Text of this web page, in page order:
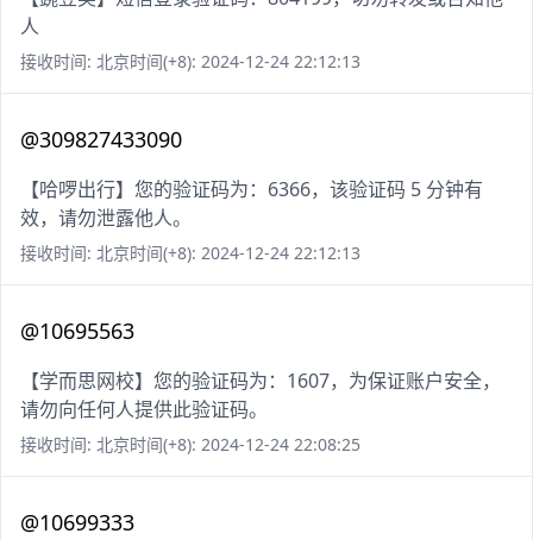
人
接收时间: 北京时间(+8): 2024-12-24 22:12:13
@309827433090
【哈啰出行】您的验证码为：6366，该验证码 5 分钟有
效，请勿泄露他人。
接收时间: 北京时间(+8): 2024-12-24 22:12:13
@10695563
【学而思网校】您的验证码为：1607，为保证账户安全，
请勿向任何人提供此验证码。
接收时间: 北京时间(+8): 2024-12-24 22:08:25
@10699333